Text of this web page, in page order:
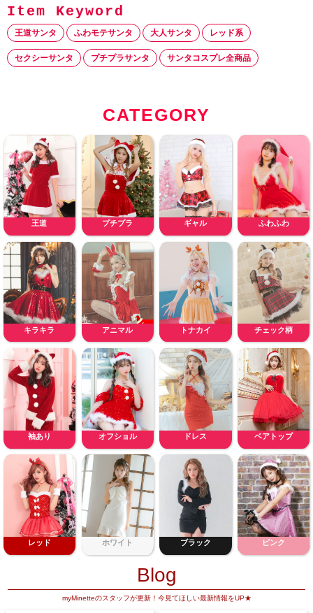
王道サンタ ふわモテサンタ 大人サンタ レッド系
セクシーサンタ プチプラサンタ サンタコスプレ全商品
CATEGORY
王道 プチプラ ギャル ふわふわ
キラキラ アニマル トナカイ チェック柄
袖あり オフショル ドレス ベアトップ
レッド ホワイト ブラック ピンク
Blog
myMinetteのスタッフが更新！今見てほしい最新情報をUP★